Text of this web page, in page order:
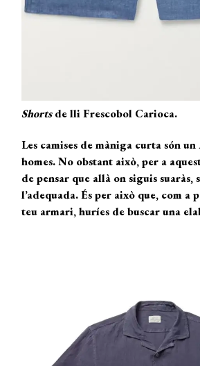
Shortsde lli Frescobol Carioca.
Les camises de màniga curta són un
homes. No obstant això, per a
de pensar que allà on siguis suaràs,
l’adequada. És per això que, com a
teu armari, huríes de buscar una